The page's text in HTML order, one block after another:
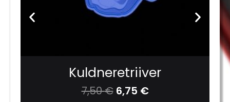
Kuldneretriiver
7,50€ 6,75 €